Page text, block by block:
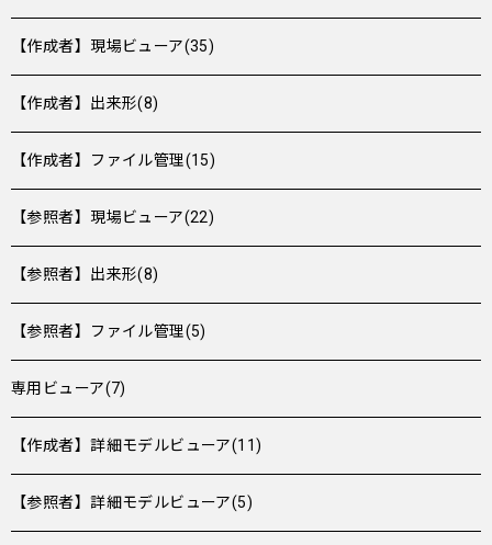
【作成者】現場ビューア(35)
【作成者】出来形(8)
【作成者】ファイル管理(15)
【参照者】現場ビューア(22)
【参照者】出来形(8)
【参照者】ファイル管理(5)
専用ビューア(7)
【作成者】詳細モデルビューア(11)
【参照者】詳細モデルビューア(5)